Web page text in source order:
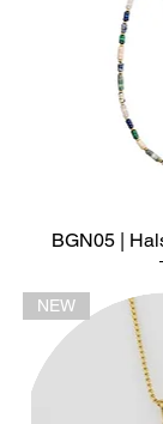
BGN05 |
NEW